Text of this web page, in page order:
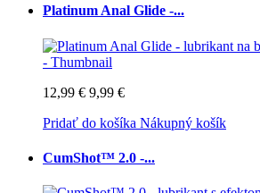
Platinum Anal Glide -...
12,99 € 9,99 €
Pridať do košíka Nákupný košík
CumShot™ 2.0 -...